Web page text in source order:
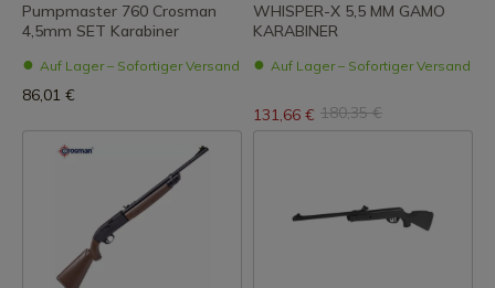
Pumpmaster 760 Crosman
4,5mm SET Karabiner
Auf Lager – Sofortiger Versand
86,01 €
WHISPER-X 5,5 MM GAMO
KARABINER
Auf Lager – Sofortiger Versand
131,66 € 180,35 €